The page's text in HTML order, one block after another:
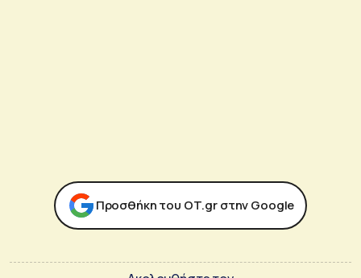
Προσθήκη του ΟΤ.gr στην Google